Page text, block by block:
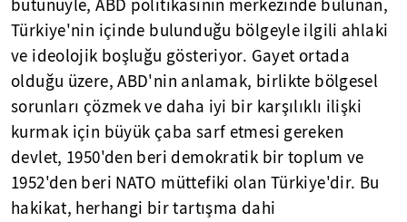
bütünüyle, ABD politikasının merkezinde bulunan,
Türkiye'nin içinde bulunduğu bölgeyle ilgili ahlaki
ve ideolojik boşluğu gösteriyor. Gayet ortada
olduğu üzere, ABD'nin anlamak, birlikte bölgesel
sorunları çözmek ve daha iyi bir karşılıklı ilişki
kurmak için büyük çaba sarf etmesi gereken
devlet, 1950'den beri demokratik bir toplum ve
1952'den beri NATO müttefiki olan Türkiye'dir. Bu
hakikat, herhangi bir tartışma dahi